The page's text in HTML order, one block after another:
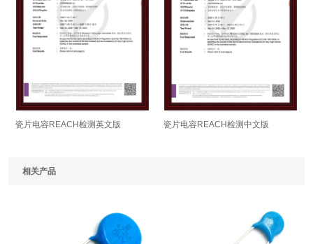
瓷片电容REACH检测英文版 瓷片电容REACH检测中文版
相关产品